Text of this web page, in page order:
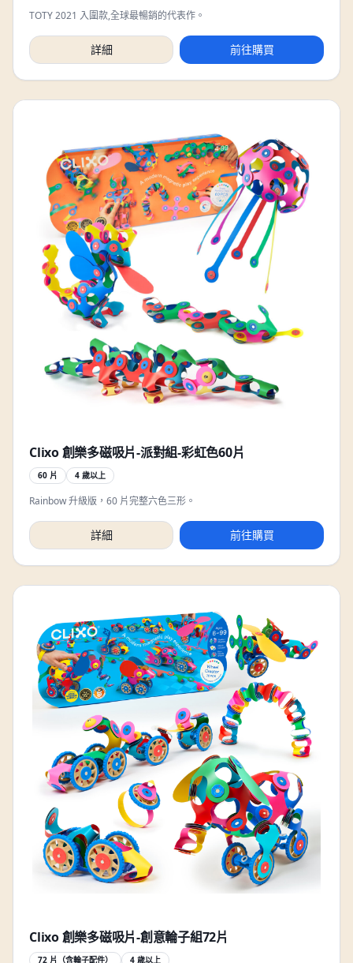
TOTY 2021 入圍款,全球最暢銷的代表作。
詳細 前往購買
Clixo 創樂多磁吸片-派對組-彩虹色60片
60 片 4 歲以上
Rainbow 升級版，60 片完整六色三形。
詳細 前往購買
Clixo 創樂多磁吸片-創意輪子組72片
72 片（含輪子配件） 4 歲以上